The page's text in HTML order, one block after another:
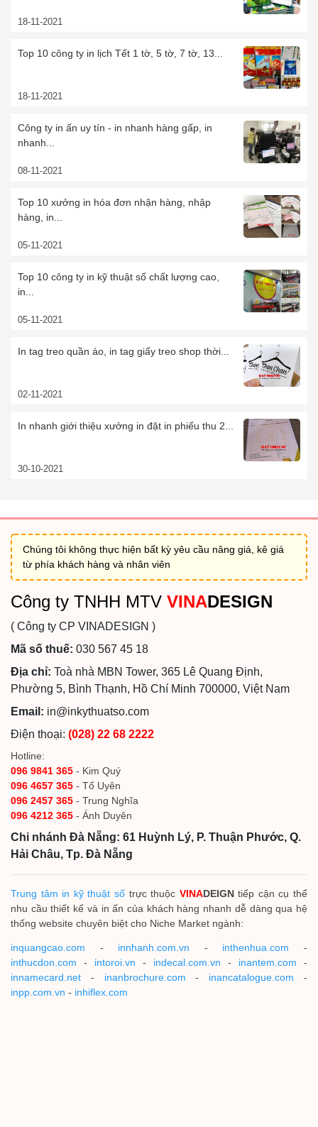
18-11-2021
Top 10 công ty in lịch Tết 1 tờ, 5 tờ, 7 tờ, 13...
18-11-2021
Công ty in ấn uy tín - in nhanh hàng gấp, in
nhanh...
08-11-2021
Top 10 xưởng in hóa đơn nhận hàng, nhập
hàng, in...
05-11-2021
Top 10 công ty in kỹ thuật số chất lượng cao,
in...
05-11-2021
In tag treo quần áo, in tag giấy treo shop thời...
02-11-2021
In nhanh giới thiệu xưởng in đặt in phiếu thu 2...
30-10-2021
Chúng tôi không thực hiện bất kỳ yêu cầu nâng giá, kê giá
từ phía khách hàng và nhân viên
Công ty TNHH MTV VINADESIGN
( Công ty CP VINADESIGN )
Mã số thuế: 030 567 45 18
Địa chỉ: Toà nhà MBN Tower, 365 Lê Quang Định,
Phường 5, Bình Thạnh, Hồ Chí Minh 700000, Việt Nam
Email: in@inkythuatso.com
Điện thoại: (028) 22 68 2222
Hotline:
096 9841 365 - Kim Quý
096 4657 365 - Tố Uyên
096 2457 365 - Trung Nghĩa
096 4212 365 - Ánh Duyên
Chi nhánh Đà Nẵng: 61 Huỳnh Lý, P. Thuận Phước, Q.
Hải Châu, Tp. Đà Nẵng
Trung tâm in kỹ thuật sốtrực thuộc VINADEIGNtiếp cận cụ thể
nhu cầu thiết kế và in ấn của khách hàng nhanh dễ dàng qua hệ
thống website chuyên biệt cho Niche Market ngành:
inquangcao.com - innhanh.com.vn - inthenhua.com -
inthucdon.com - intoroi.vn - indecal.com.vn - inantem.com -
innamecard.net - inanbrochure.com - inancatalogue.com -
inpp.com.vn - inhiflex.com